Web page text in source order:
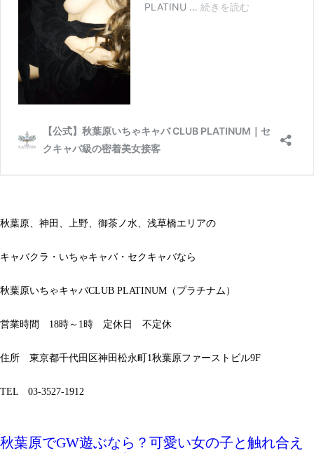
秋葉原、神田、上野、御茶ノ水、浅草橋エリアの
キャバクラ・いちゃキャバ・セクキャバなら
秋葉原いちゃキャバCLUB PLATINUM（プラチナム）
営業時間 18時～1時 定休日 不定休
住所 東京都千代田区神田松永町1秋葉原ファーストビル9F
TEL 03-3527-1912
秋葉原でGW遊ぶなら？可愛い女の子と触れ合え